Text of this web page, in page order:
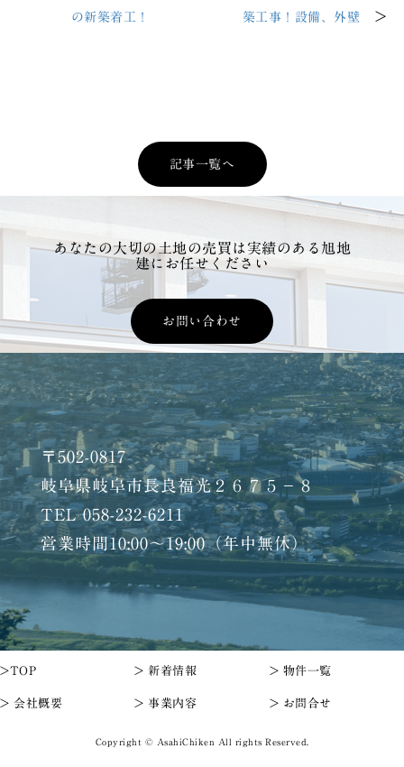
の新築着工！
築工事！設備、外壁 >
記事一覧へ
あなたの大切の土地の売買は実績のある旭地
建にお任せください
お問い合わせ
〒502-0817
岐阜県岐阜市長良福光２６７５－８
TEL 058-232-6211
営業時間10:00〜19:00（年中無休）
>TOP
> 会社概要
> 新着情報
> 事業内容
> 物件一覧
> お問合せ
Copyright © AsahiChiken All rights Reserved.